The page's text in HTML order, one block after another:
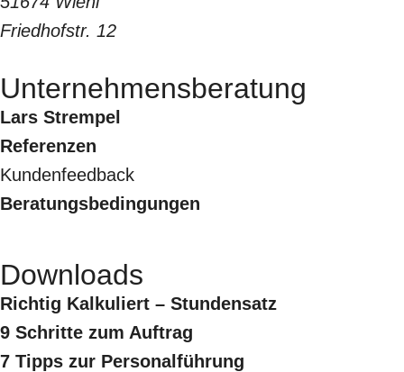
Friedhofstr. 12
Unternehmensberatung
Lars Strempel
Referenzen
Kundenfeedback
Beratungsbedingungen
Downloads
Richtig Kalkuliert – Stundensatz
9 Schritte zum Auftrag
7 Tipps zur Personalführung